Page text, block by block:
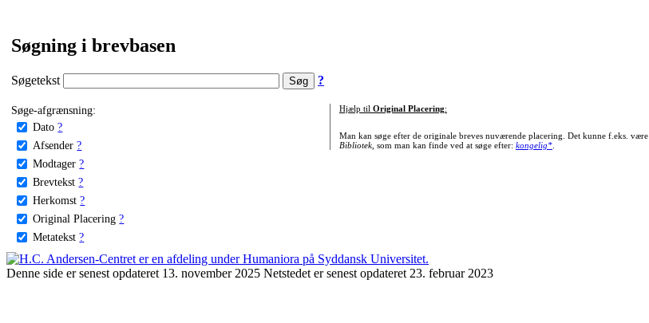
Søgning i brevbasen
Søgetekst ?
Søge-afgrænsning:
Dato ?
Afsender ?
Modtager ?
Brevtekst ?
Herkomst ?
Original Placering ?
Metatekst ?
Hjælp til Original Placering:
Man kan søge efter de originale breves nuværende placering. Det kunne f.eks. være
Bibliotek, som man kan finde ved at søge efter: kongelig*.
Denne side er senest opdateret 13. november 2025 Netstedet er senest opdateret 23. februar 2023